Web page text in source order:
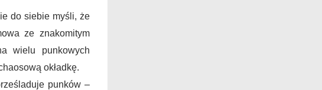
do siebie myśli, że
ze znakomitym
wielu punkowych
okładkę.
punków –